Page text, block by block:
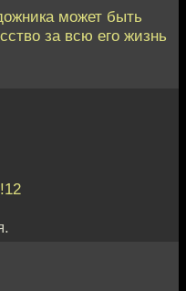
может быть
за всю его жизнь